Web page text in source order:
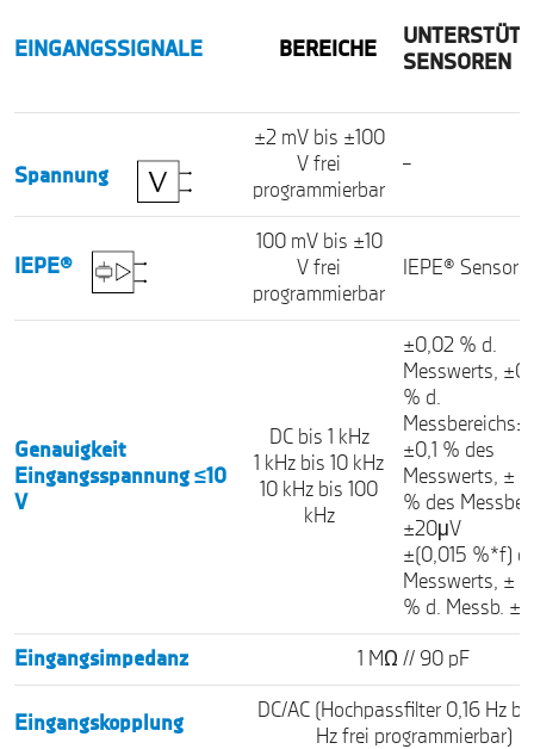
EINGANGSSIGNALE BEREICHE
SENSOREN
Spannung
±2 mV bis ±100
V frei
programmierbar
–
IEPE®
100 mV bis ±10
V frei
programmierbar
IEPE®
Genauigkeit
Eingangsspannung ≤10
V
DC bis 1 kHz
1 kHz bis 10 kHz
10 kHz bis 100
kHz
±0,02 % d.
Messwerts,
% d.
±0,1 % des
Messwerts, ±
% des
±20μV
±(0,015 %*f) d.
Messwerts, ±
% d. Messb.
Eingangsimpedanz 1 MΩ // 90 pF
Eingangskopplung
DC/AC (Hochpassfilter 0,16 Hz
Hz frei programmierbar)